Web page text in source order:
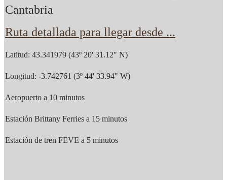
Cantabria
Ruta detallada para llegar desde ...
Latitud: 43.341979 (43º 20' 31.12" N)
Longitud: -3.742761 (3º 44' 33.94" W)
Aeropuerto a 10 minutos
Estación Brittany Ferries a 15 minutos
Estación de tren FEVE a 5 minutos